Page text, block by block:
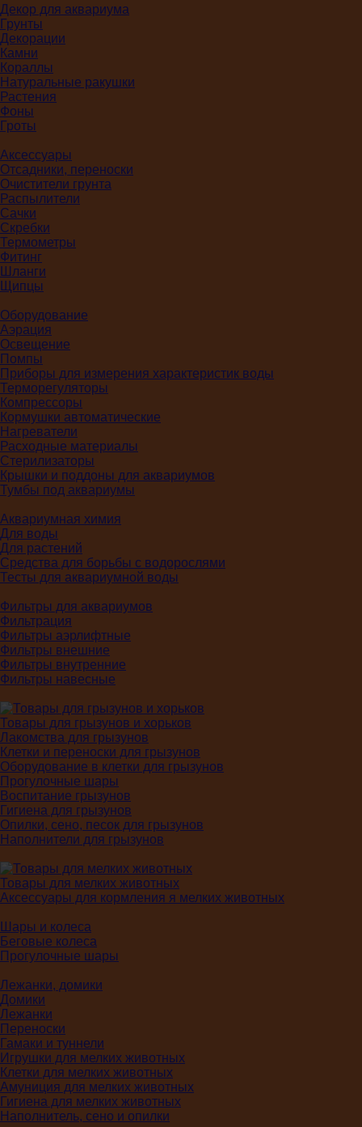
Декор для аквариума
Грунты
Декорации
Камни
Кораллы
Натуральные ракушки
Растения
Фоны
Гроты
Аксессуары
Отсадники, переноски
Очистители грунта
Распылители
Сачки
Скребки
Термометры
Фитинг
Шланги
Щипцы
Оборудование
Аэрация
Освещение
Помпы
Приборы для измерения характеристик воды
Терморегуляторы
Компрессоры
Кормушки автоматические
Нагреватели
Расходные материалы
Стерилизаторы
Крышки и поддоны для аквариумов
Тумбы под аквариумы
Аквариумная химия
Для воды
Для растений
Средства для борьбы с водорослями
Тесты для аквариумной воды
Фильтры для аквариумов
Фильтрация
Фильтры аэрлифтные
Фильтры внешние
Фильтры внутренние
Фильтры навесные
Товары для грызунов и хорьков
Лакомства для грызунов
Клетки и переноски для грызунов
Оборудование в клетки для грызунов
Прогулочные шары
Воспитание грызунов
Гигиена для грызунов
Опилки, сено, песок для грызунов
Наполнители для грызунов
Товары для мелких животных
Аксессуары для кормления я мелких животных
Шары и колеса
Беговые колеса
Прогулочные шары
Лежанки, домики
Домики
Лежанки
Переноски
Гамаки и туннели
Игрушки для мелких животных
Клетки для мелких животных
Амуниция для мелких животных
Гигиена для мелких животных
Наполнитель, сено и опилки